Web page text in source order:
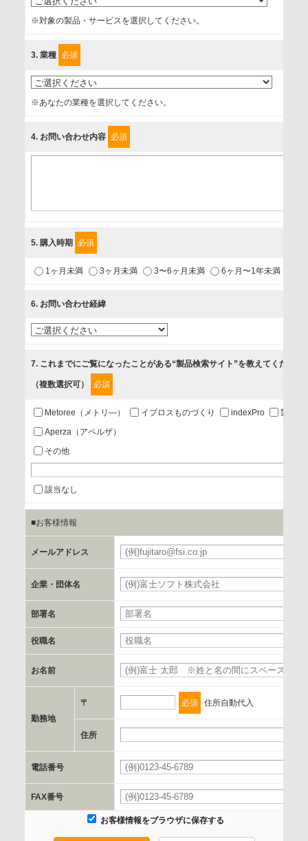
的、管理者、提供の有無、情報提供の任意性や権利について
確認し、当社への情報提供がお客様の懸念にならないよう
上げます。
事業者名
個人情報保護責任者
1.当社が取り扱う商品・サービスに関するご案内
2.当社が開催（主催・共催・協賛）するセミナーなど、各種イ
3.お客様の業務内容、及び興味、関心に応じた情報の提供
4.お客様満足度調査等のアンケートの依頼
第三者提供の有無
あり
a.個人情報の提供・利用目的
当該企業/団体のサービス等のご案内及び当該企業/団体からの
情報を提供するため
b.第三者に提供される個人データの項目
郵便番号、住所、電話番号、FAX番号、メールアドレス
c.第三者への提供の手段または手法
書類の送付又は電子的な方法
d.提供先および管理者
当社とイベント/セミナーを共同で開催する企業/団体
e.個人情報取り扱いに関する契約
当社と当該企業/団体とは、個人情報取扱に関する覚書の締結
を行います。
委託の有無
なし
※対象の製品・サービスを選択してください。
3. 業種 必須
※あなたの業種を選択してください。
4. お問い合わせ内容 必須
5. 購入時期 必須
1ヶ月未満 3ヶ月未満 3〜6ヶ月未満 6ヶ月〜1年未満
6. お問い合わせ経緯
7. これまでにご覧になったことがある“製品検索サイト”を教えてください
（複数選択可） 必須
Metoree（メトリ—） イプロスものづくり indexPro
製品ナ
Aperza（アペルザ）
その他
該当なし
■お客様情報
メールアドレス
企業・団体名
部署名
役職名
お名前
勤務地
〒 必須 住所自動代入
住所
電話番号
FAX番号
お客様情報をブラウザに保存する